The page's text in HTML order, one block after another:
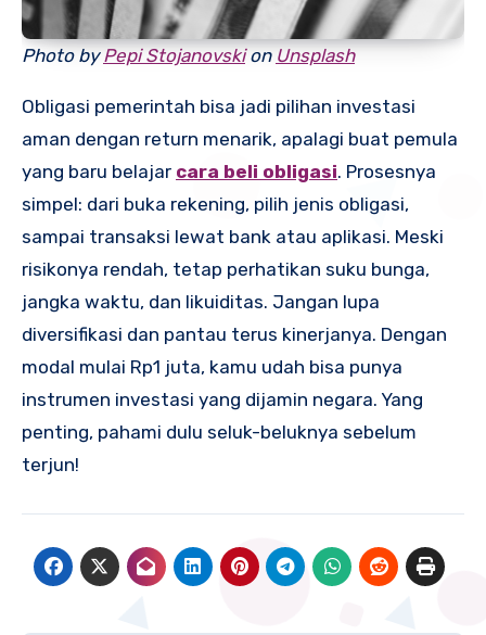
Photo byPepi Stojanovskion Unsplash
Obligasi pemerintah bisa jadi pilihan investasi
aman dengan return menarik, apalagi buat pemula
yang baru belajar cara beli obligasi. Prosesnya
simpel: dari buka rekening, pilih jenis obligasi,
sampai transaksi lewat bank atau aplikasi. Meski
risikonya rendah, tetap perhatikan suku bunga,
jangka waktu, dan likuiditas. Jangan lupa
diversifikasi dan pantau terus kinerjanya. Dengan
modal mulai Rp1 juta, kamu udah bisa punya
instrumen investasi yang dijamin negara. Yang
penting, pahami dulu seluk-beluknya sebelum
terjun!